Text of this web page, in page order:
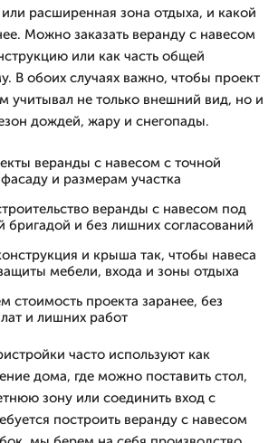
расширенная зона отдыха, и какой
Можно заказать веранду с навесом
или как часть общей
В обоих случаях важно, чтобы проект
учитывал не только внешний вид, но и
дождей, жару и снегопады.
веранды с навесом с точной
и размерам участка
веранды с навесом под
бригадой и без лишних согласований
и крыша так, чтобы навеса
мебели, входа и зоны отдыха
стоимость проекта заранее, без
и лишних работ
часто используют как
дома, где можно поставить стол,
зону или соединить вход с
построить веранду с навесом